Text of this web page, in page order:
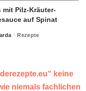
mit Pilz-Kräuter-
auf Spinat
Rezepte
keine
niemals fachlichen